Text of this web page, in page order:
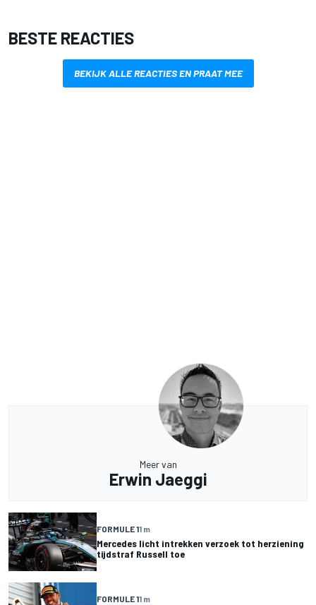
BESTE REACTIES
BEKIJK ALLE REACTIES EN PRAAT MEE
Meer van
Erwin Jaeggi
FORMULE 11 m
Mercedes licht intrekken verzoek tot herziening
tijdstraf Russell toe
FORMULE 11 m